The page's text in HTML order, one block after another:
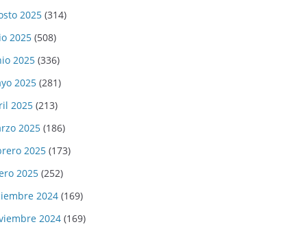
2025 (314)
2025 (508)
2025 (336)
2025 (281)
2025 (213)
2025 (186)
2025 (173)
2025 (252)
2024 (169)
2024 (169)